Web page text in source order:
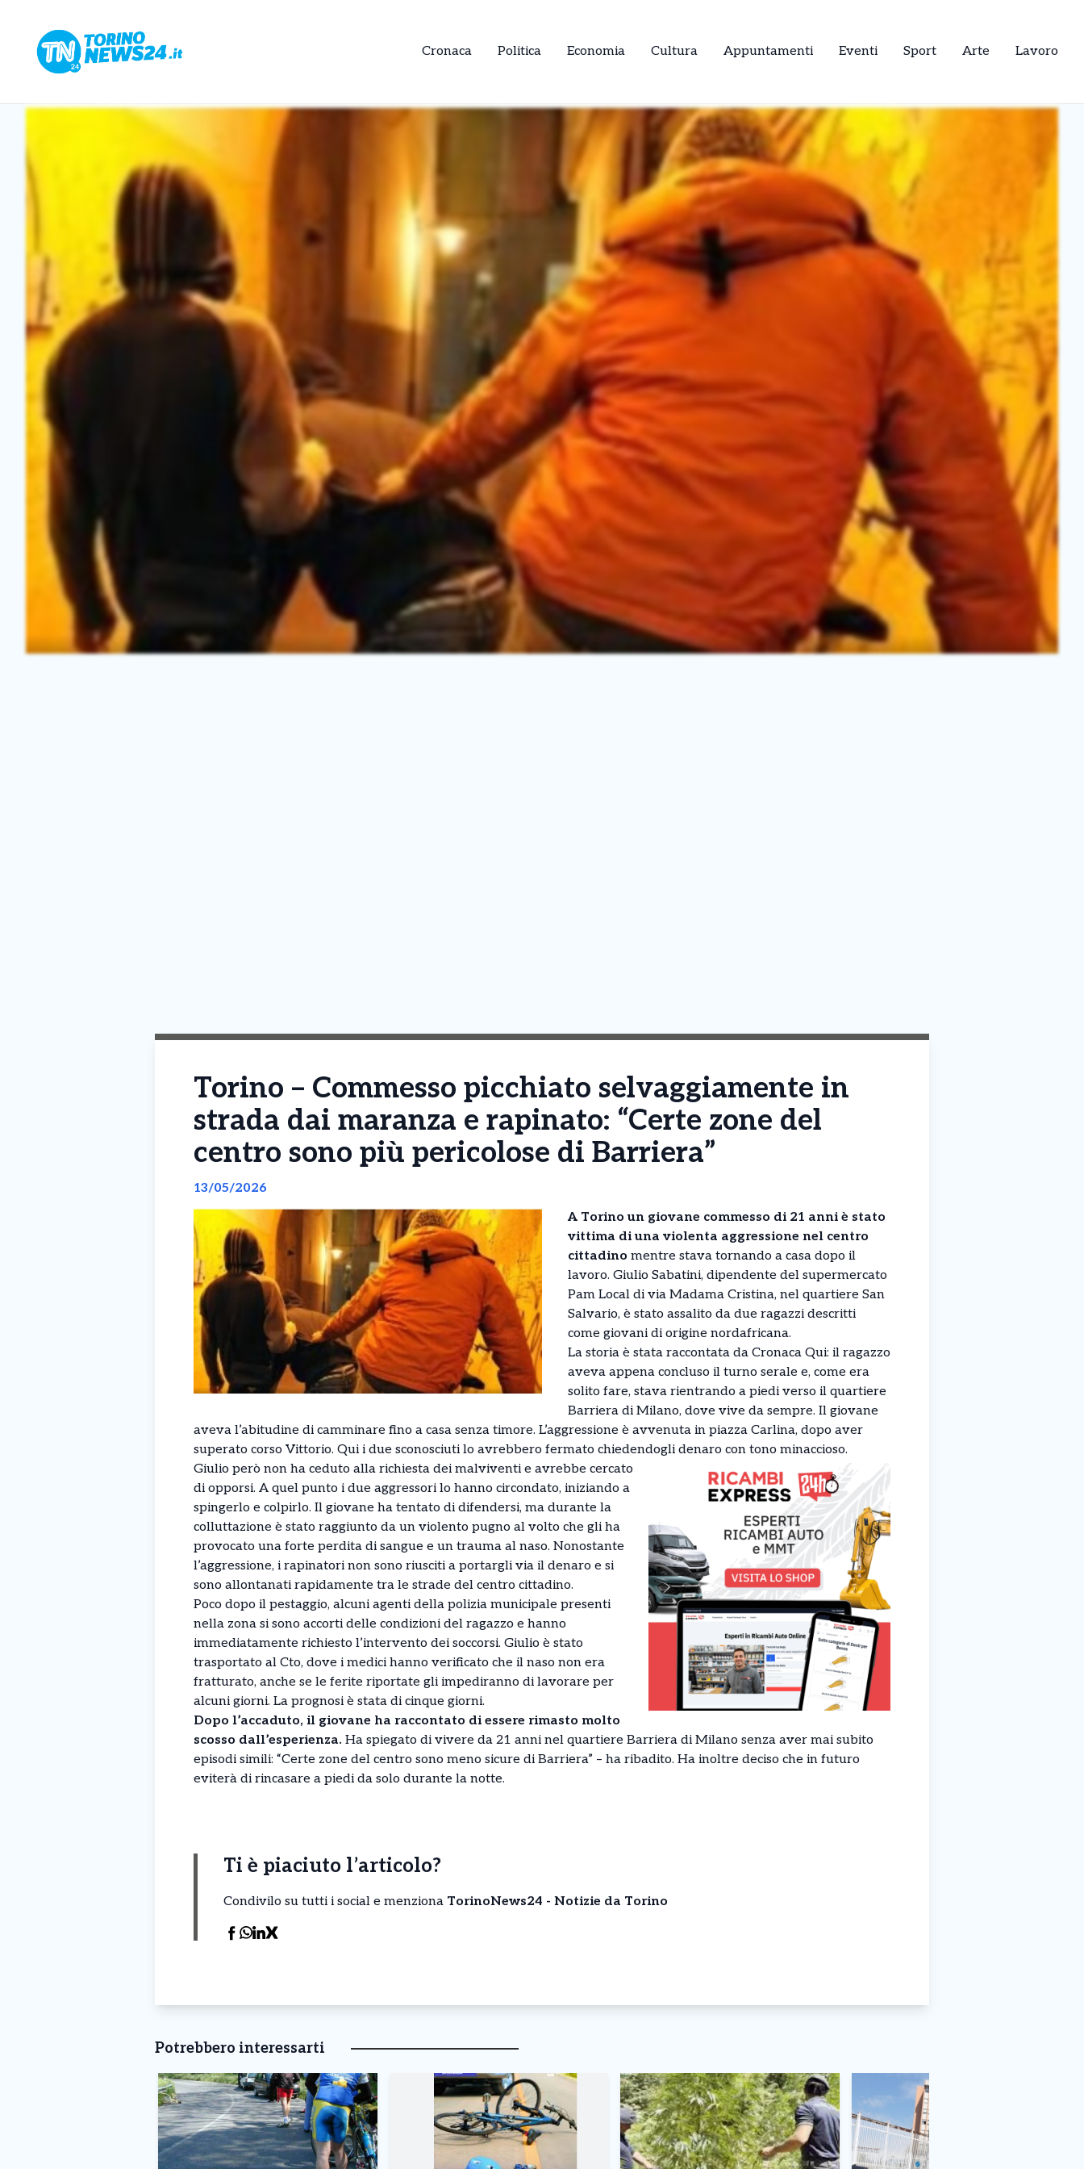
Cronaca Politica Economia Cultura Appuntamenti Eventi Sport Arte Lavoro
Torino – Commesso picchiato selvaggiamente in
strada dai maranza e rapinato: “Certe zone del
centro sono più pericolose di Barriera”
13/05/2026
A Torino un giovane commesso di 21 anni è stato
vittima di una violenta aggressione nel centro
cittadino mentre stava tornando a casa dopo il
lavoro. Giulio Sabatini, dipendente del supermercato
Pam Local di via Madama Cristina, nel quartiere San
Salvario, è stato assalito da due ragazzi descritti
come giovani di origine nordafricana.
La storia è stata raccontata da Cronaca Qui: il ragazzo
aveva appena concluso il turno serale e, come era
solito fare, stava rientrando a piedi verso il quartiere
Barriera di Milano, dove vive da sempre. Il giovane
aveva l’abitudine di camminare fino a casa senza timore. L’aggressione è avvenuta in piazza Carlina, dopo aver
superato corso Vittorio. Qui i due sconosciuti lo avrebbero fermato chiedendogli denaro con tono minaccioso.
Giulio però non ha ceduto alla richiesta dei malviventi e avrebbe cercato
di opporsi. A quel punto i due aggressori lo hanno circondato, iniziando a
spingerlo e colpirlo. Il giovane ha tentato di difendersi, ma durante la
colluttazione è stato raggiunto da un violento pugno al volto che gli ha
provocato una forte perdita di sangue e un trauma al naso. Nonostante
l’aggressione, i rapinatori non sono riusciti a portargli via il denaro e si
sono allontanati rapidamente tra le strade del centro cittadino.
Poco dopo il pestaggio, alcuni agenti della polizia municipale presenti
nella zona si sono accorti delle condizioni del ragazzo e hanno
immediatamente richiesto l’intervento dei soccorsi. Giulio è stato
trasportato al Cto, dove i medici hanno verificato che il naso non era
fratturato, anche se le ferite riportate gli impediranno di lavorare per
alcuni giorni. La prognosi è stata di cinque giorni.
Dopo l’accaduto, il giovane ha raccontato di essere rimasto molto
scosso dall’esperienza. Ha spiegato di vivere da 21 anni nel quartiere Barriera di Milano senza aver mai subito
episodi simili: “Certe zone del centro sono meno sicure di Barriera” – ha ribadito. Ha inoltre deciso che in futuro
eviterà di rincasare a piedi da solo durante la notte.
Ti è piaciuto l’articolo?
Condivilo su tutti i social e menziona TorinoNews24 - Notizie da Torino
Potrebbero interessarti